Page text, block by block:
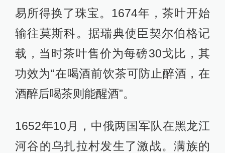
易所得换了珠宝。1674年，茶叶开始
输往莫斯科。据瑞典使臣契尔伯格记
载，当时茶叶售价为每磅30戈比，其
功效为“在喝酒前饮茶可防止醉酒，在
酒醉后喝茶则能醒酒”。
1652年10月，中俄两国军队在黑龙江
河谷的乌扎拉村发生了激战。满族的